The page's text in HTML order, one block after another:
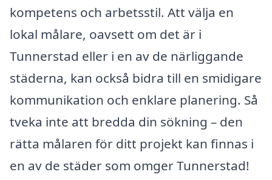
kompetens och arbetsstil. Att välja en
lokal målare, oavsett om det är i
Tunnerstad eller i en av de närliggande
städerna, kan också bidra till en smidigare
kommunikation och enklare planering. Så
tveka inte att bredda din sökning – den
rätta målaren för ditt projekt kan finnas i
en av de städer som omger Tunnerstad!